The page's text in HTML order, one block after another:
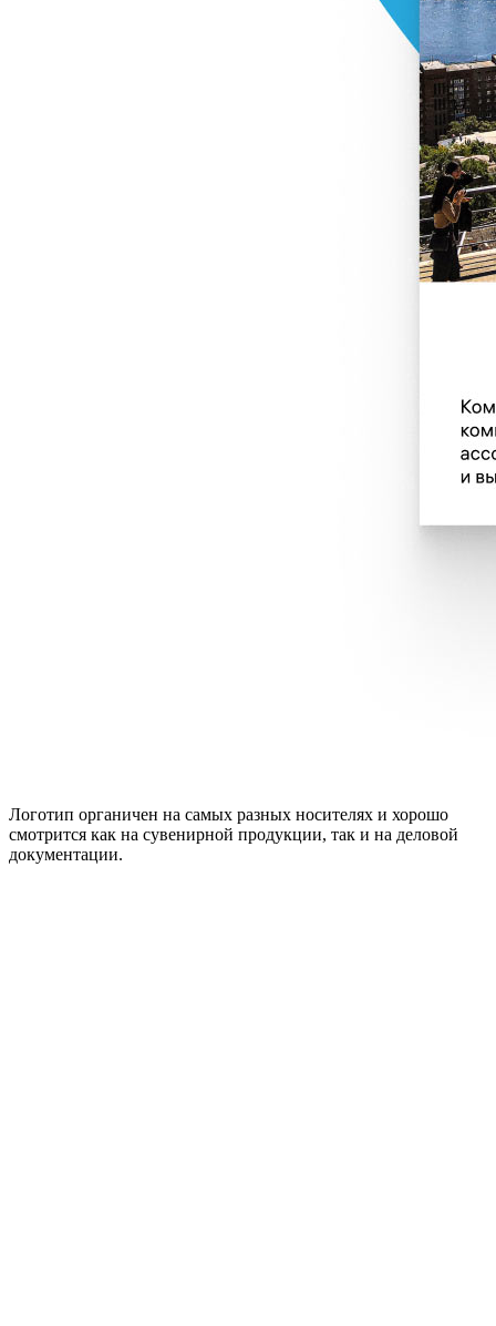
Логотип органичен на самых разных носителях и хорошо
смотрится как на сувенирной продукции, так и на деловой
документации.